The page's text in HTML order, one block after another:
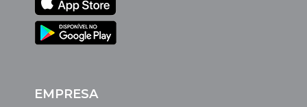
EMPRESA